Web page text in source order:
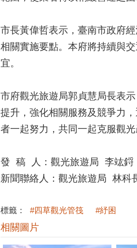
市長黃偉哲表示，臺南市政府
相關實施要點。本府將持續與
宜。
市府觀光旅遊局郭貞慧局長表
提升，強化相關服務及競爭力
者一起努力，共同一起克服觀光
發 稿 人：觀光旅遊局 李竑
新聞聯絡人：觀光旅遊局 林
標籤： #四草觀光管筏 #紓困
相關圖片